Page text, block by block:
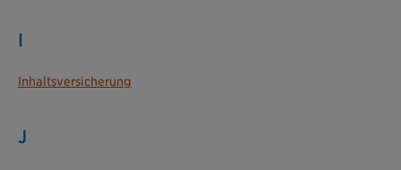
I
Inhaltsversicherung
J